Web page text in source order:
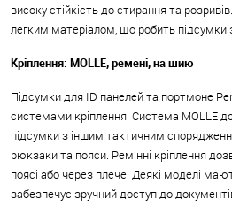
високу стійкість до стирання та
легким матеріалом, що робить підсумки
Кріплення: MOLLE, ремені, на шию
Підсумки для ID панелей та портмоне
системами кріплення. Система MOLLE
підсумки з іншим тактичним
рюкзаки та пояси. Ремінні кріплення
поясі або через плече. Деякі моделі
забезпечує зручний доступ до